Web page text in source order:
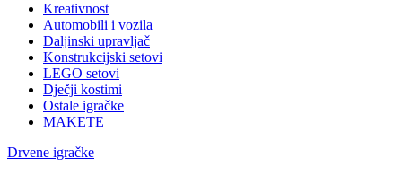
Kreativnost
Automobili i vozila
Daljinski upravljač
Konstrukcijski setovi
LEGO setovi
Dječji kostimi
Ostale igračke
MAKETE
Drvene igračke